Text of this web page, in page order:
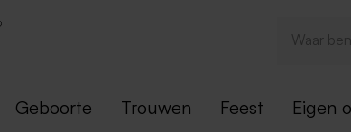
Geboorte Trouwen Feest Eigen